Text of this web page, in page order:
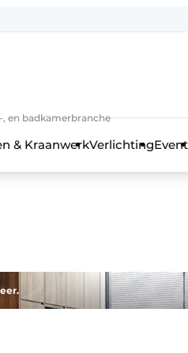
techniek in de keuken-,
en badkamerbranche
& KraanwerkVerlichting